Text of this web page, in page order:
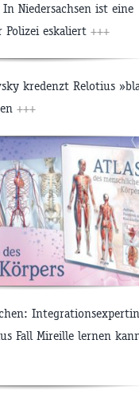
Niedersachsen ist eine
Polizei eskaliert +++
kredenzt Relotius
+++
Integrationsexpertin
Fall Mireille lernen